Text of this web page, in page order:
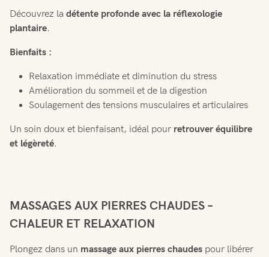
Découvrez la détente profonde avec la réflexologie
plantaire.
Bienfaits :
Relaxation immédiate et diminution du stress
Amélioration du sommeil et de la digestion
Soulagement des tensions musculaires et articulaires
Un soin doux et bienfaisant, idéal pour retrouver équilibre
et légèreté.
MASSAGES AUX PIERRES CHAUDES –
CHALEUR ET RELAXATION
Plongez dans un massage aux pierres chaudes pour libérer